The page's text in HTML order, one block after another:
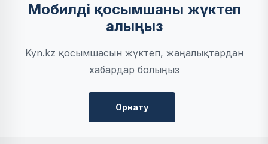
Мобилді қосымшаны жүктеп
алыңыз
Kyn.kz қосымшасын жүктеп, жаңалықтардан
хабардар болыңыз
Орнату